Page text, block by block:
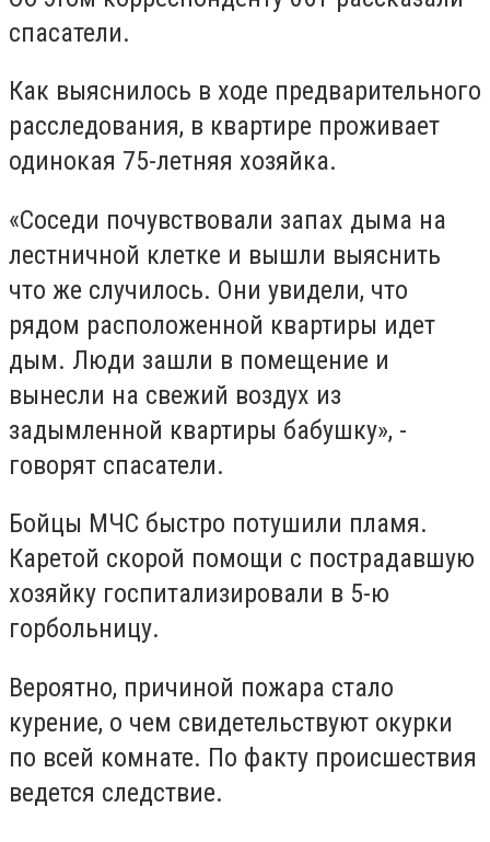
спасатели.
Как выяснилось в ходе предварительного
расследования, в квартире проживает
одинокая 75-летняя хозяйка.
«Соседи почувствовали запах дыма на
лестничной клетке и вышли выяснить
что же случилось. Они увидели, что
рядом расположенной квартиры идет
дым. Люди зашли в помещение и
вынесли на свежий воздух из
задымленной квартиры бабушку», -
говорят спасатели.
Бойцы МЧС быстро потушили пламя.
Каретой скорой помощи с пострадавшую
хозяйку госпитализировали в 5-ю
горбольницу.
Вероятно, причиной пожара стало
курение, о чем свидетельствуют окурки
по всей комнате. По факту происшествия
ведется следствие.